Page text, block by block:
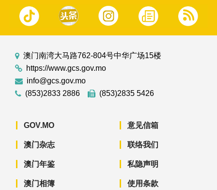
澳门南湾大马路762-804号中华广场15楼
https://www.gcs.gov.mo
info@gcs.gov.mo
(853)2833 2886
(853)2835 5426
GOV.MO
澳门杂志
澳门年鉴
澳门相簿
意见信箱
联络我们
私隐声明
使用条款